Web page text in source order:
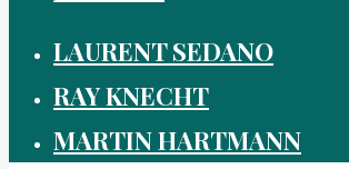
nach:
LAURENT SEDANO
RAY KNECHT
MARTIN HARTMANN